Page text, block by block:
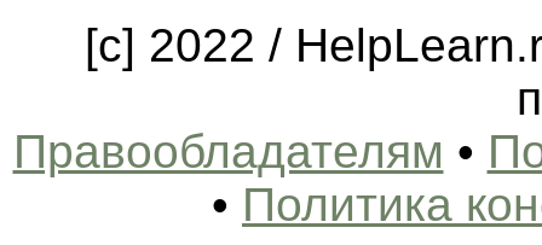
[c] 2022 /
Правообладателям •
• Политика